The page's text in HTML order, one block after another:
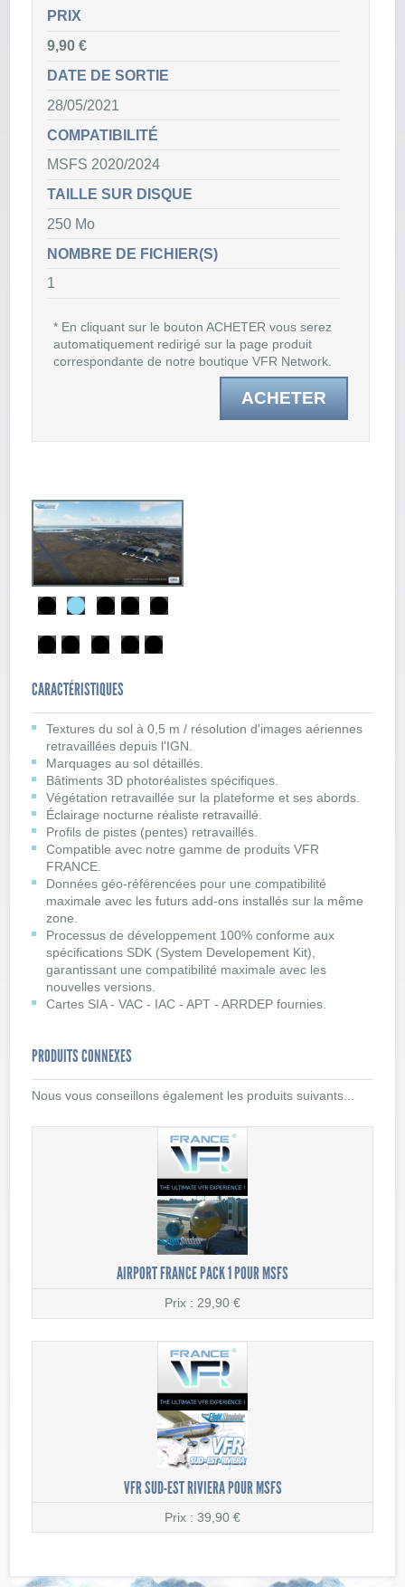
PRIX
9,90 €
DATE DE SORTIE
28/05/2021
COMPATIBILITÉ
MSFS 2020/2024
TAILLE SUR DISQUE
250 Mo
NOMBRE DE FICHIER(S)
1
ACHETER
* En cliquant sur le bouton ACHETER vous serez
automatiquement redirigé sur la page produit
correspondante de notre boutique VFR Network.
CARACTÉRISTIQUES
Textures du sol à 0,5 m / résolution d'images aériennes
retravaillées depuis l'IGN.
Marquages au sol détaillés.
Bâtiments 3D photoréalistes spécifiques.
Végétation retravaillée sur la plateforme et ses abords.
Éclairage nocturne réaliste retravaillé.
Profils de pistes (pentes) retravaillés.
Compatible avec notre gamme de produits VFR
FRANCE.
Données géo-référencées pour une compatibilité
maximale avec les futurs add-ons installés sur la même
zone.
Processus de développement 100% conforme aux
spécifications SDK (System Developement Kit),
garantissant une compatibilité maximale avec les
nouvelles versions.
Cartes SIA - VAC - IAC - APT - ARRDEP fournies.
PRODUITS CONNEXES
Nous vous conseillons également les produits suivants...
AIRPORT FRANCE PACK 1 POUR MSFS
Prix : 29,90 €
VFR SUD-EST RIVIERA POUR MSFS
Prix : 39,90 €